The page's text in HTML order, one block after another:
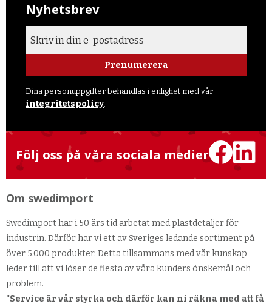
Nyhetsbrev
Prenumerera
Dina personuppgifter behandlas i enlighet med vår
integritetspolicy
Följ oss på våra sociala medier
Om swedimport
Swedimport har i 50 års tid arbetat med plastdetaljer för
industrin. Därför har vi ett av Sveriges ledande sortiment på
över 5.000 produkter. Detta tillsammans med vår kunskap
leder till att vi löser de flesta av våra kunders önskemål och
problem.
"Service är vår styrka och därför kan ni räkna med att få